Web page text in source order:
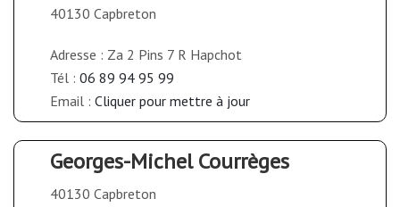
40130 Capbreton
Adresse : Za 2 Pins 7 R Hapchot
Tél : 06 89 94 95 99
Email : Cliquer pour mettre à jour
Georges-Michel Courrèges
40130 Capbreton